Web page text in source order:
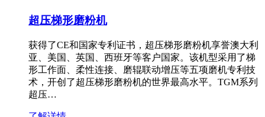
超压梯形磨粉机
获得了CE和国家专利证书，超压梯形磨粉机享誉澳大利
亚、美国、英国、西班牙等客户国家。该机型采用了梯
形工作面、柔性连接、磨辊联动增压等五项磨机专利技
术，开创了超压梯形磨粉机的世界最高水平。TGM系列
超压…